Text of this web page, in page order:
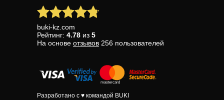
buki-kz.com
Рейтинг: 4.78 из 5
На основе отзывов 256 пользователей
Разработано с ♥ командой BUKI